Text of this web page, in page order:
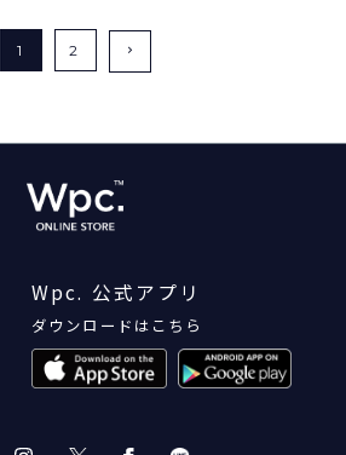
1 2
Wpc. 公式アプリ
ダウンロードはこちら